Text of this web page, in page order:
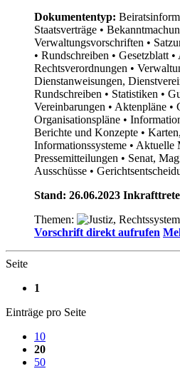
Dokumententyp:
Staatsverträge •
Verwaltungsvorschriften •
• Rundschreiben • Gesetzblatt •
Rechtsverordnungen •
Dienstanweisungen,
Rundschreiben • Statistiken •
Vereinbarungen • Aktenpläne •
Organisationspläne •
Berichte und Konzepte •
Informationssysteme • Aktuelle
Pressemitteilungen • Senat,
Ausschüsse •
Stand: 26.06.2023
Themen:
Vorschrift direkt aufrufen
Seite
1
Einträge pro Seite
10
20
50